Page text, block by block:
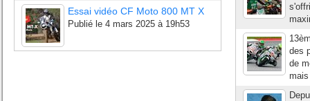
Essai vidéo CF Moto 800 MT X
Publié le 4 mars 2025 à 19h53
des
de